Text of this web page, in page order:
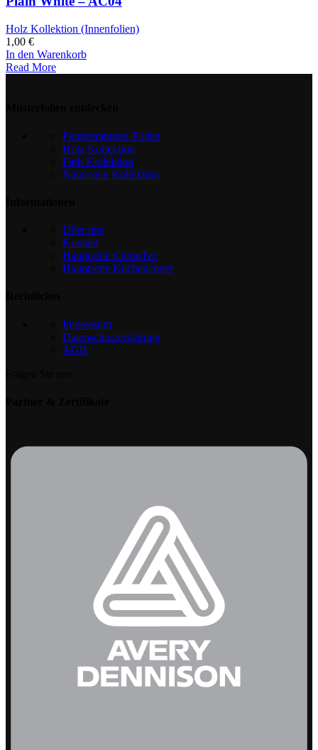
Holz Kollektion (Innenfolien)
1,00 €
In den Warenkorb
Read More
Fensterrahmen-Folien
Holz Kollektion
Farb Kollektion
Naturstein Kollektion
Über uns
Kontakt
Hauptseite ChronTec
Hauptseite Küchencover
Impressum
Datenschutzerklärung
AGB